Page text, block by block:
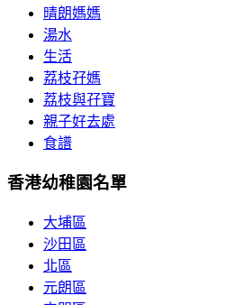
晴朗媽媽
湯水
生活
荔枝孖媽
荔枝與孖寶
親子好去處
食譜
香港幼稚園名單
大埔區
沙田區
北區
元朗區